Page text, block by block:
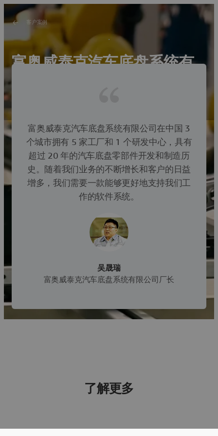
客户案例
富奥威泰克汽车底盘系统有
富奥威泰克汽车底盘系统有限公司在中国 3
个城市拥有 5 家工厂和 1 个研发中心，具有
超过 20 年的汽车底盘零部件开发和制造历
史。随着我们业务的不断增长和客户的日益
增多，我们需要一款能够更好地支持我们工
作的软件系统。
吴晟瑞
富奥威泰克汽车底盘系统有限公司厂长
了解更多